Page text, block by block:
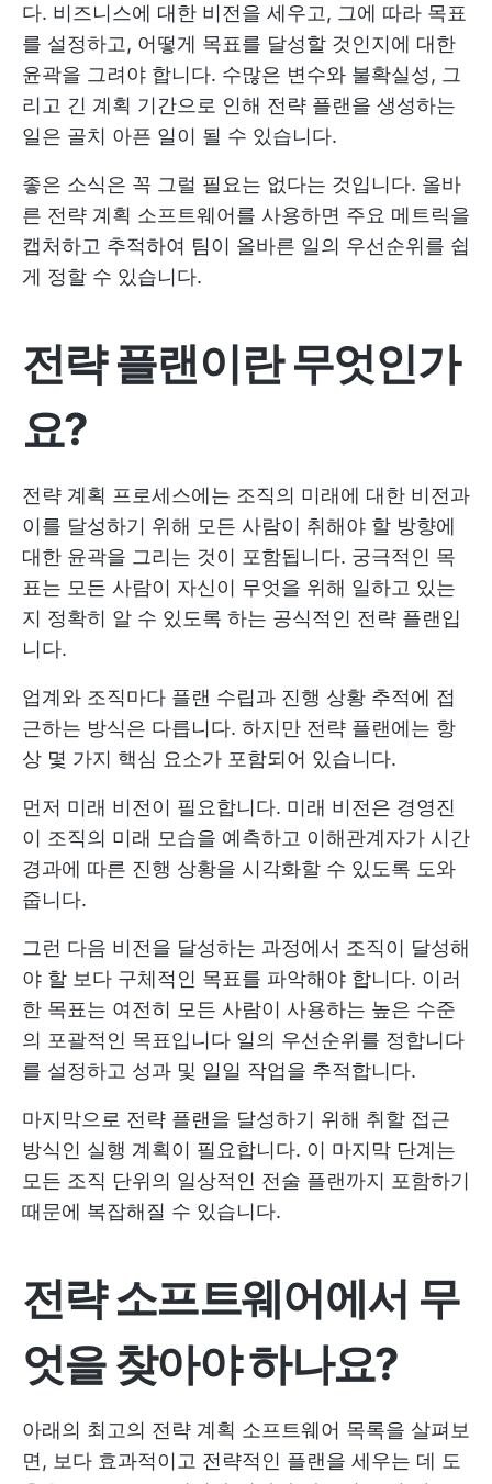
다. 비즈니스에 대한 비전을 세우고, 그에 따라 목표
를 설정하고, 어떻게 목표를 달성할 것인지에 대한
윤곽을 그려야 합니다. 수많은 변수와 불확실성, 그
리고 긴 계획 기간으로 인해 전략 플랜을 생성하는
일은 골치 아픈 일이 될 수 있습니다.
좋은 소식은 꼭 그럴 필요는 없다는 것입니다. 올바
른 전략 계획 소프트웨어를 사용하면 주요 메트릭을
캡처하고 추적하여 팀이 올바른 일의 우선순위를 쉽
게 정할 수 있습니다.
전략 플랜이란 무엇인가
요?
전략 계획 프로세스에는 조직의 미래에 대한 비전과
이를 달성하기 위해 모든 사람이 취해야 할 방향에
대한 윤곽을 그리는 것이 포함됩니다. 궁극적인 목
표는 모든 사람이 자신이 무엇을 위해 일하고 있는
지 정확히 알 수 있도록 하는 공식적인 전략 플랜입
니다.
업계와 조직마다 플랜 수립과 진행 상황 추적에 접
근하는 방식은 다릅니다. 하지만 전략 플랜에는 항
상 몇 가지 핵심 요소가 포함되어 있습니다.
먼저 미래 비전이 필요합니다. 미래 비전은 경영진
이 조직의 미래 모습을 예측하고 이해관계자가 시간
경과에 따른 진행 상황을 시각화할 수 있도록 도와
줍니다.
그런 다음 비전을 달성하는 과정에서 조직이 달성해
야 할 보다 구체적인 목표를 파악해야 합니다. 이러
한 목표는 여전히 모든 사람이 사용하는 높은 수준
의 포괄적인 목표입니다 일의 우선순위를 정합니다
를 설정하고 성과 및 일일 작업을 추적합니다.
마지막으로 전략 플랜을 달성하기 위해 취할 접근
방식인 실행 계획이 필요합니다. 이 마지막 단계는
모든 조직 단위의 일상적인 전술 플랜까지 포함하기
때문에 복잡해질 수 있습니다.
전략 소프트웨어에서 무
엇을 찾아야 하나요?
아래의 최고의 전략 계획 소프트웨어 목록을 살펴보
면, 보다 효과적이고 전략적인 플랜을 세우는 데 도